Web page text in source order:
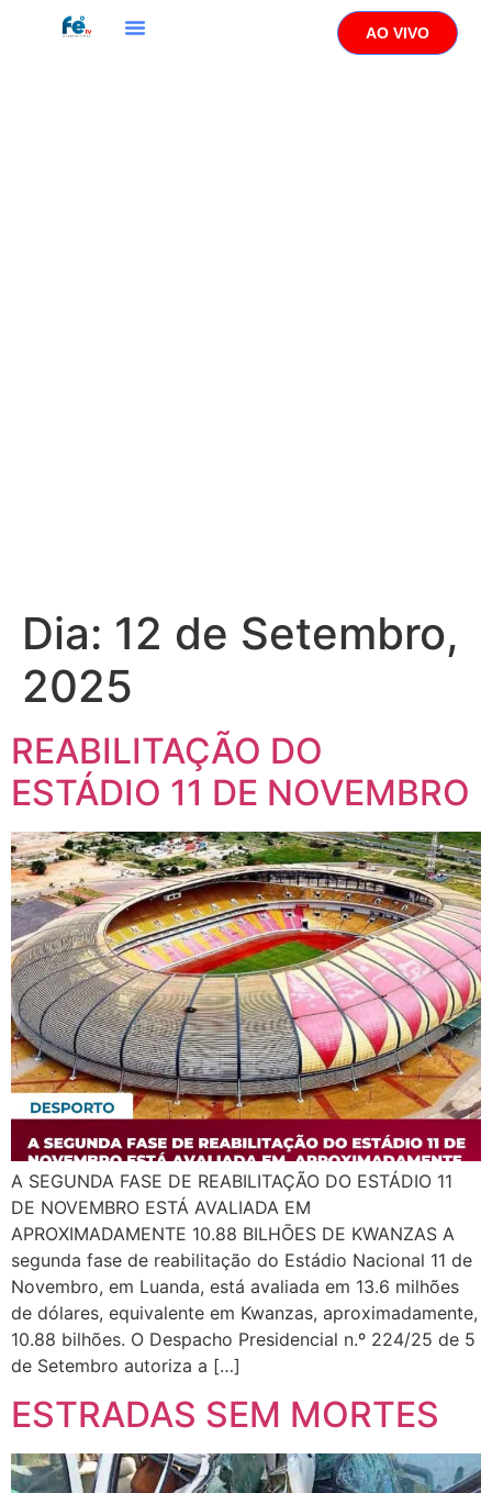
AO VIVO
Dia: 12 de Setembro,
2025
REABILITAÇÃO DO
ESTÁDIO 11 DE NOVEMBRO
A SEGUNDA FASE DE REABILITAÇÃO DO ESTÁDIO 11
DE NOVEMBRO ESTÁ AVALIADA EM
APROXIMADAMENTE 10.88 BILHŌES DE KWANZAS A
segunda fase de reabilitação do Estádio Nacional 11 de
Novembro, em Luanda, está avaliada em 13.6 milhões
de dólares, equivalente em Kwanzas, aproximadamente,
10.88 bilhões. O Despacho Presidencial n.º 224/25 de 5
de Setembro autoriza a […]
ESTRADAS SEM MORTES